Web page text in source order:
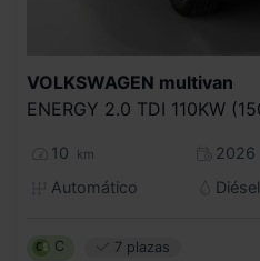
VOLKSWAGEN multivan
10 km
2026
Automático
Diésel
C 7 plazas